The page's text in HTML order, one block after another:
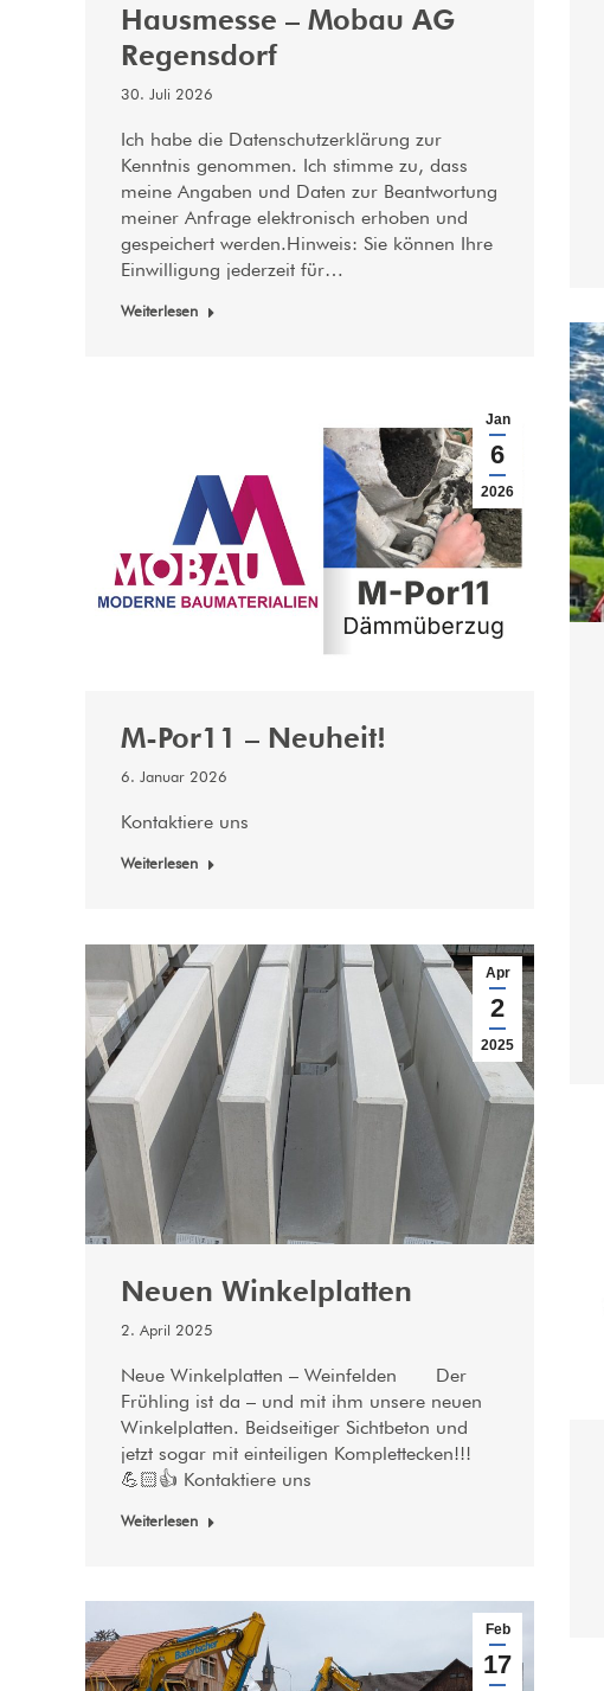
Hausmesse – Mobau AG
Regensdorf
30. Juli 2026
Ich habe die Datenschutzerklärung zur
Kenntnis genommen. Ich stimme zu, dass
meine Angaben und Daten zur Beantwortung
meiner Anfrage elektronisch erhoben und
gespeichert werden.Hinweis: Sie können Ihre
Einwilligung jederzeit für…
Weiterlesen
Jan
6
2026
M-Por11 – Neuheit!
6. Januar 2026
Kontaktiere uns
Weiterlesen
Apr
2
2025
Neuen Winkelplatten
2. April 2025
Neue Winkelplatten – Weinfelden Der
Frühling ist da – und mit ihm unsere neuen
Winkelplatten. Beidseitiger Sichtbeton und
jetzt sogar mit einteiligen Komplettecken!!!
💪🏻👍 Kontaktiere uns
Weiterlesen
Feb
17